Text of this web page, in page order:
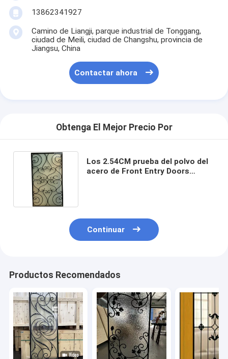
13862341927
Camino de Liangji, parque industrial de Tonggang,
ciudad de Meili, ciudad de Changshu, provincia de
Jiangsu, China
Contactar ahora
Obtenga El Mejor Precio Por
Los 2.54CM prueba del polvo del
acero de Front Entry Doors
Continuar
Productos Recomendados